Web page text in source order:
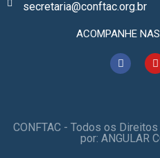
secretaria@conftac.org.br
ACOMPANHE
CONFTAC - Todos os
por: ANGULAR